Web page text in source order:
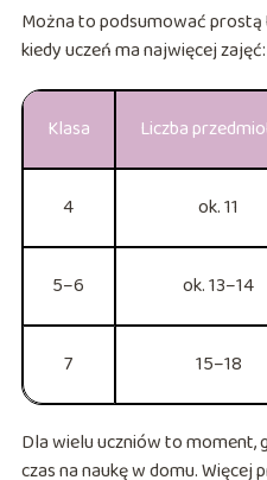
Można to podsumować
kiedy uczeń ma najwięcej zajęć:
Klasa Liczba
4 ok. 11
5–6 ok. 13–14
7 15–18
Dla wielu uczniów to moment,
czas na naukę w domu.